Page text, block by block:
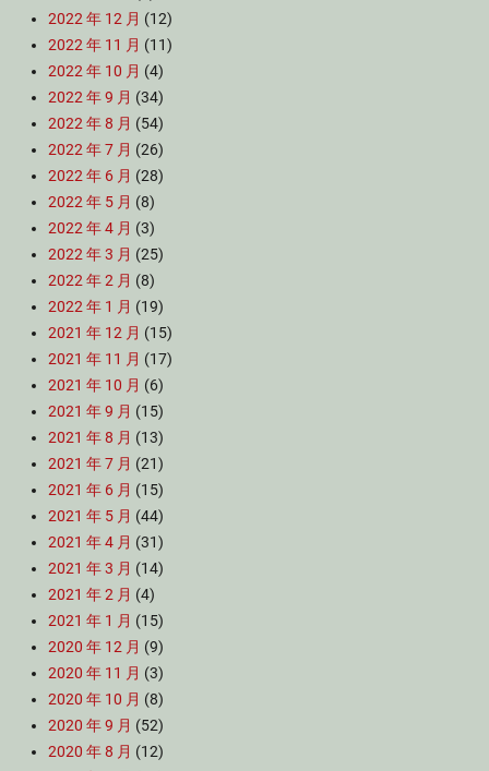
2022 年 12 月 (12)
2022 年 11 月 (11)
2022 年 10 月 (4)
2022 年 9 月 (34)
2022 年 8 月 (54)
2022 年 7 月 (26)
2022 年 6 月 (28)
2022 年 5 月 (8)
2022 年 4 月 (3)
2022 年 3 月 (25)
2022 年 2 月 (8)
2022 年 1 月 (19)
2021 年 12 月 (15)
2021 年 11 月 (17)
2021 年 10 月 (6)
2021 年 9 月 (15)
2021 年 8 月 (13)
2021 年 7 月 (21)
2021 年 6 月 (15)
2021 年 5 月 (44)
2021 年 4 月 (31)
2021 年 3 月 (14)
2021 年 2 月 (4)
2021 年 1 月 (15)
2020 年 12 月 (9)
2020 年 11 月 (3)
2020 年 10 月 (8)
2020 年 9 月 (52)
2020 年 8 月 (12)